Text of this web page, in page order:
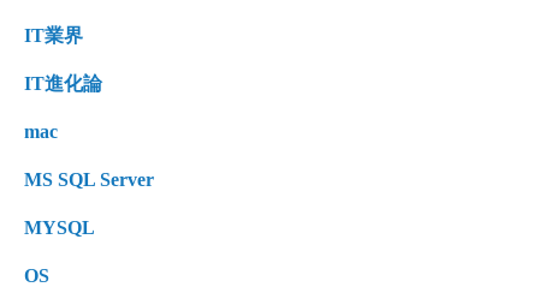
IT業界
IT進化論
mac
MS SQL Server
MYSQL
OS